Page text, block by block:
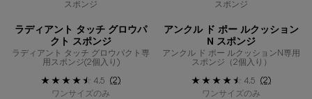
スポンジ
ラディアント タッチ グロウパ
クト スポンジ
ラディアント タッチ グロウパクト専
用スポンジ(2個入り)
4.5
(2)
ワンサイズのみ
スポンジ
アンクル ド ポー ルクッション
N スポンジ
アンクル ド ポー ルクッションN専用
スポンジ（2個入り）
4.5
(2)
ワンサイズのみ